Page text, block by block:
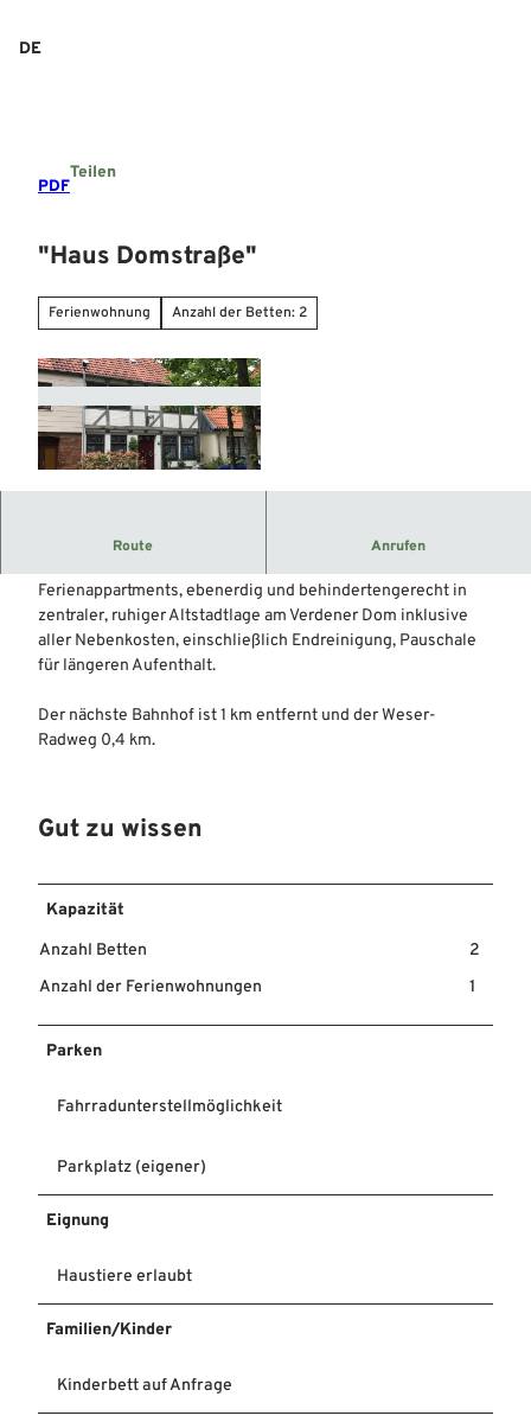
DE
PDF
Teilen
"Haus Domstraße"
Ferienwohnung Anzahl der Betten: 2
Route Anrufen
Übernachtungsmöglichkeit in der Stadt Verden.
Ferienappartments, ebenerdig und behindertengerecht in
zentraler, ruhiger Altstadtlage am Verdener Dom inklusive
aller Nebenkosten, einschließlich Endreinigung, Pauschale
für längeren Aufenthalt.
Der nächste Bahnhof ist 1 km entfernt und der Weser-
Radweg 0,4 km.
Gut zu wissen
Kapazität
Anzahl Betten
2
Anzahl der Ferienwohnungen
1
Parken
Fahrradunterstellmöglichkeit
Parkplatz (eigener)
Eignung
Haustiere erlaubt
Familien/Kinder
Kinderbett auf Anfrage